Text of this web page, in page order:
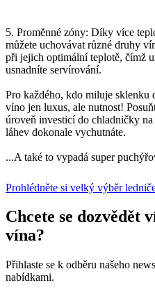
5. Proměnné zóny: Díky více
můžete uchovávat různé druhy
při jejich optimální teplotě, čímž
usnadníte servírování.
Pro každého, kdo miluje sklenku
víno jen luxus, ale nutnost!
úroveň investicí do chladničky
láhev dokonale vychutnáte.
...A také to vypadá super
Prohlédněte si velký výběr
Chcete se dozvědět
vína?
Přihlaste se k odběru našeho
nabídkami.